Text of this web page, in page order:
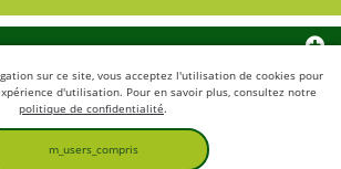
sur ce site, vous acceptez l'utilisation de cookies pour
d'utilisation. Pour en savoir plus, consultez notre
politique de confidentialité.
m_users_compris